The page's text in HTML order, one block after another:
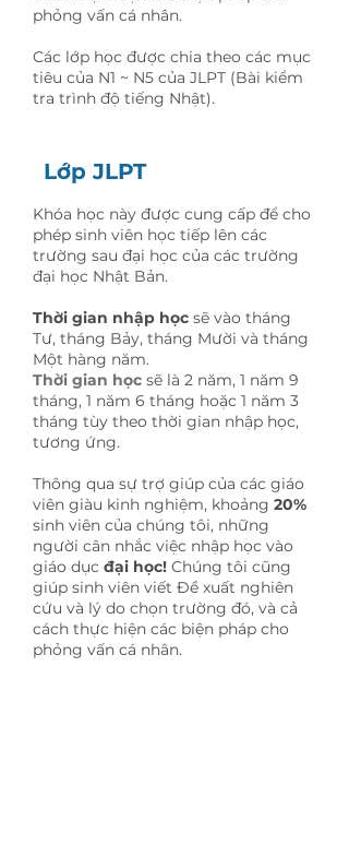
phỏng vấn cá nhân.
Các lớp học được chia theo các mục
tiêu của N1 ~ N5 của JLPT (Bài kiểm
tra trình độ tiếng Nhật).
Lớp JLPT
Khóa học này được cung cấp để cho
phép sinh viên học tiếp lên các
trường sau đại học của các trường
đại học Nhật Bản.
Thời gian nhập học sẽ vào tháng
Tư, tháng Bảy, tháng Mười và tháng
Một hàng năm.
Thời gian học sẽ là 2 năm, 1 năm 9
tháng, 1 năm 6 tháng hoặc 1 năm 3
tháng tùy theo thời gian nhập học,
tương ứng.
Thông qua sự trợ giúp của các giáo
viên giàu kinh nghiệm, khoảng 20%
sinh viên của chúng tôi, những
người cân nhắc việc nhập học vào
giáo dục đại học! Chúng tôi cũng
giúp sinh viên viết Đề xuất nghiên
cứu và lý do chọn trường đó, và cả
cách thực hiện các biện pháp cho
phỏng vấn cá nhân.